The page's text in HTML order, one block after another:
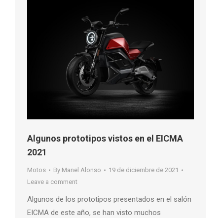
Algunos prototipos vistos en el EICMA
2021
Motos By Manel Alonso
19 de diciembre de 2021
Leave a comment
Algunos de los prototipos presentados en el salón
EICMA de este año, se han visto muchos